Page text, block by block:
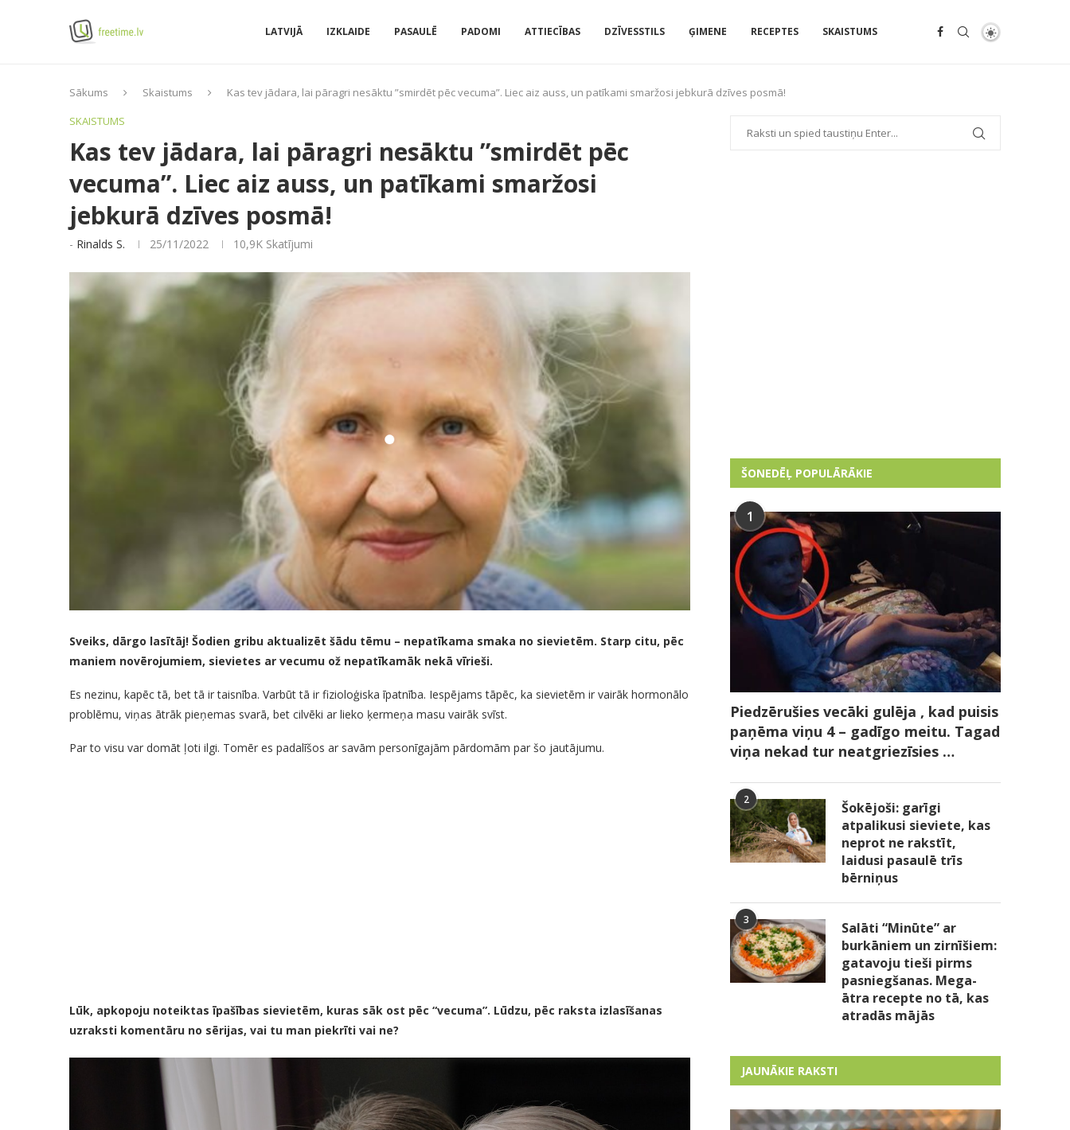
LATVIJĀ IZKLAIDE PASAULĒ PADOMI ATTIECĪBAS DZĪVESSTILS ĢIMENE RECEPTES SKAISTUMS
Sākums Skaistums
Kas tev jādara, lai pāragri nesāktu ”smirdēt pēc vecuma”. Liec aiz auss, un patīkami smaržosi jebkurā dzīves posmā!
SKAISTUMS
Kas tev jādara, lai pāragri nesāktu ”smirdēt pēc
vecuma”. Liec aiz auss, un patīkami smaržosi
jebkurā dzīves posmā!
- Rinalds S. 25/11/2022 10,9K Skatījumi
Sveiks, dārgo lasītāj! Šodien gribu aktualizēt šādu tēmu – nepatīkama smaka no sievietēm. Starp citu, pēc
maniem novērojumiem, sievietes ar vecumu ož nepatīkamāk nekā vīrieši.
Es nezinu, kapēc tā, bet tā ir taisnība. Varbūt tā ir fizioloģiska īpatnība. Iespējams tāpēc, ka sievietēm ir vairāk hormonālo
problēmu, viņas ātrāk pieņemas svarā, bet cilvēki ar lieko ķermeņa masu vairāk svīst.
Par to visu var domāt ļoti ilgi. Tomēr es padalīšos ar savām personīgajām pārdomām par šo jautājumu.
Lūk, apkopoju noteiktas īpašības sievietēm, kuras sāk ost pēc “vecuma”. Lūdzu, pēc raksta izlasīšanas
uzraksti komentāru no sērijas, vai tu man piekrīti vai ne?
ŠONEDĒĻ POPULĀRĀKIE
1
Piedzērušies vecāki gulēja , kad puisis
paņēma viņu 4 – gadīgo meitu. Tagad
viņa nekad tur neatgriezīsies …
2
Šokējoši: garīgi
atpalikusi sieviete, kas
neprot ne rakstīt,
laidusi pasaulē trīs
bērniņus
3
Salāti “Minūte” ar
burkāniem un zirnīšiem:
gatavoju tieši pirms
pasniegšanas. Mega-
ātra recepte no tā, kas
atradās mājās
JAUNĀKIE RAKSTI